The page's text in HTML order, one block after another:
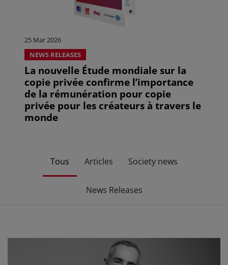
25 Mar 2026
NEWS RELEASES
La nouvelle Étude mondiale sur la
copie privée confirme l’importance
de la rémunération pour copie
privée pour les créateurs à travers le
monde
Tous Articles Society news
News Releases